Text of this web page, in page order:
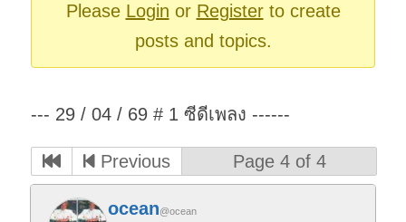
Please Login or Registerto create
posts and topics.
--- 29 / 04 / 69 # 1 ซีดีเพลง ------
Previous Page 4 of 4
ocean@ocean